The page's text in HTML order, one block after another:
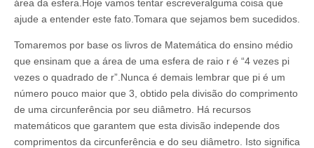
área da esfera.Hoje vamos tentar escreveralguma coisa que
ajude a entender este fato.Tomara que sejamos bem sucedidos.
Tomaremos por base os livros de Matemática do ensino médio
que ensinam que a área de uma esfera de raio r é “4 vezes pi
vezes o quadrado de r”.Nunca é demais lembrar que pi é um
número pouco maior que 3, obtido pela divisão do comprimento
de uma circunferência por seu diâmetro. Há recursos
matemáticos que garantem que esta divisão independe dos
comprimentos da circunferência e do seu diâmetro. Isto significa